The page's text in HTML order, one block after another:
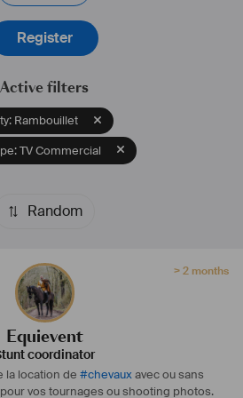
Register
Active filters
Rambouillet
TV Commercial
Random
> 2 months
Equievent
coordinator
la location de #chevauxavec ou sans
pour vos tournages ou shooting photos.